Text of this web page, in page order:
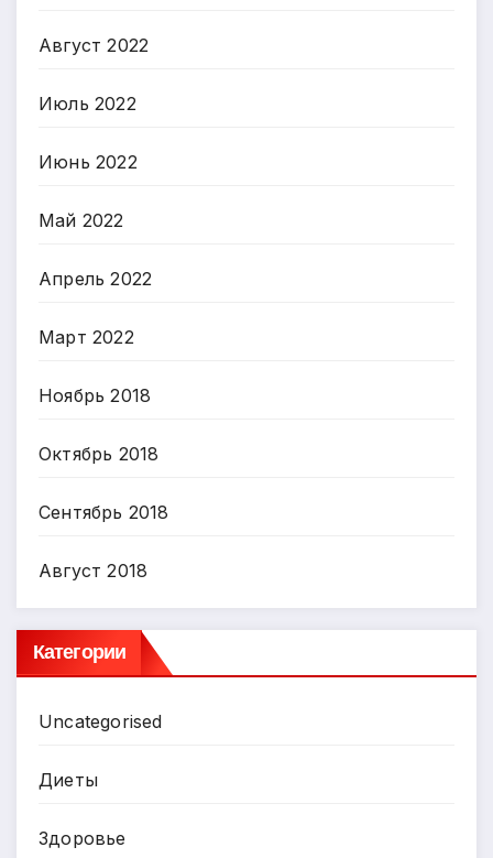
Август 2022
Июль 2022
Июнь 2022
Май 2022
Апрель 2022
Март 2022
Ноябрь 2018
Октябрь 2018
Сентябрь 2018
Август 2018
Категории
Uncategorised
Диеты
Здоровье